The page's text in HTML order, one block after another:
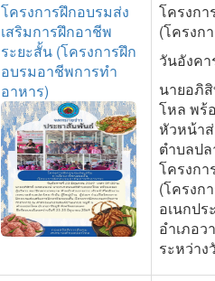
โครงการฝึกอบรมส่ง
เสริมการฝึกอาชีพ
ระยะสั้น (โครงการฝึก
อบรมอาชีพการทำ
อาหาร)
โครงกา
(โครงก
วันอังคา
นายอภิ
โหล พร้
หัวหน้า
ตำบลป
โครงกา
(โครงก
อเนกป
อำเภอ
ระหว่า